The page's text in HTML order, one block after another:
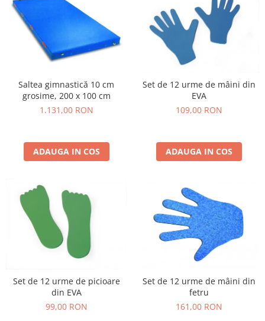
Saltea gimnastică 10 cm
grosime, 200 x 100 cm
1.131,00 RON
ADAUGA IN COS
Set de 12 urme de mâini din
EVA
109,00 RON
ADAUGA IN COS
Set de 12 urme de picioare
din EVA
99,00 RON
Set de 12 urme de mâini din
fetru
161,00 RON